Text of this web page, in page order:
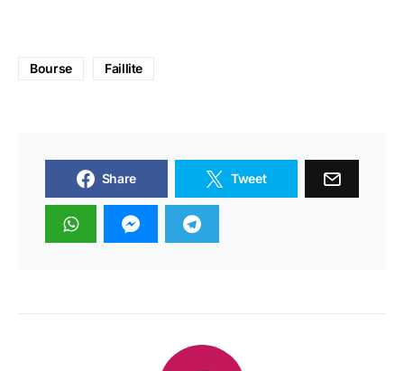
Bourse Faillite
Share Tweet